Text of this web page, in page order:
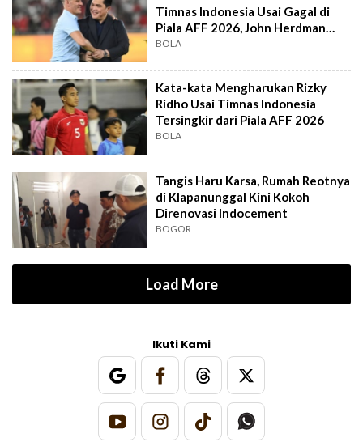
Timnas Indonesia Usai Gagal di
Piala AFF 2026, John Herdman
Out?
BOLA
Kata-kata Mengharukan Rizky
Ridho Usai Timnas Indonesia
Tersingkir dari Piala AFF 2026
BOLA
Tangis Haru Karsa, Rumah Reotnya
di Klapanunggal Kini Kokoh
Direnovasi Indocement
BOGOR
Load More
Ikuti Kami